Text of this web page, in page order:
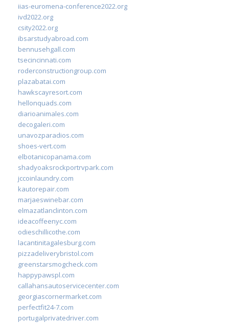
iias-euromena-conference2022.org
ivd2022.org
csity2022.org
ibsarstudyabroad.com
bennusehgall.com
tsecincinnati.com
roderconstructiongroup.com
plazabatai.com
hawkscayresort.com
hellonquads.com
diarioanimales.com
decogaleri.com
unavozparadios.com
shoes-vert.com
elbotanicopanama.com
shadyoaksrockportrvpark.com
jccoinlaundry.com
kautorepair.com
marjaeswinebar.com
elmazatlanclinton.com
ideacoffeenyc.com
odieschillicothe.com
lacantinitagalesburg.com
pizzadeliverybristol.com
greenstarsmogcheck.com
happypawspl.com
callahansautoservicecenter.com
georgiascornermarket.com
perfectfit24-7.com
portugalprivatedriver.com